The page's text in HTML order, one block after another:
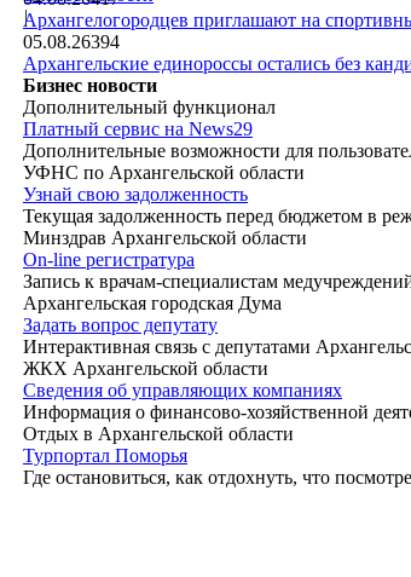
|Архангелогородцев приглашают на
05.08.26394
Архангельские единороссы остались без
Бизнес новости
Дополнительный функционал
Платный сервис на News29
Дополнительные возможности для
УФНС по Архангельской области
Узнай свою задолженность
Текущая задолженность перед бюджетом в
Минздрав Архангельской области
On-line регистратура
Запись к врачам-специалистам
Архангельская городская Дума
Задать вопрос депутату
Интерактивная связь с депутатами
ЖКХ Архангельской области
Сведения об управляющих компаниях
Информация о финансово-хозяйственной
Отдых в Архангельской области
Турпортал Поморья
Где остановиться, как отдохнуть, что